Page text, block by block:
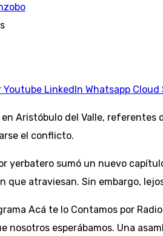
Youtube LinkedIn Whatsapp Cloud
Aristóbulo del Valle,
el conflicto.
yerbatero sumó un nuevo
que atraviesan. Sin embargo,
Acá te lo Contamos por
nosotros esperábamos. Una